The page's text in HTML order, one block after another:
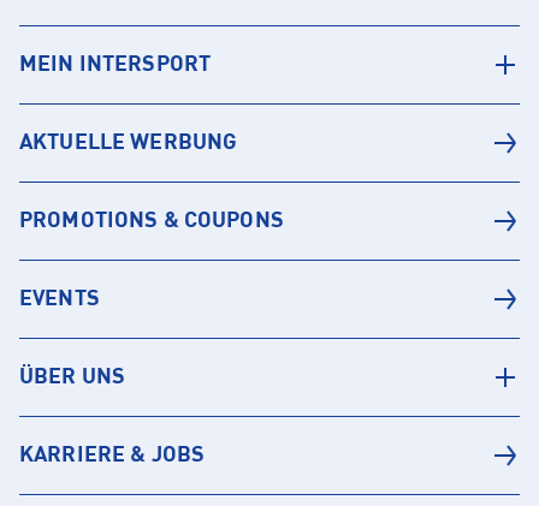
MEIN INTERSPORT
AKTUELLE WERBUNG
PROMOTIONS & COUPONS
EVENTS
ÜBER UNS
KARRIERE & JOBS